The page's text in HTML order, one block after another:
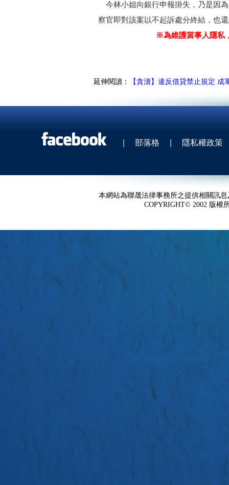
今林小姐向銀行申報掛失，乃是因
察官即對該案以不起訴處分終結，也
※為維護當事人隱私
延伸閱讀： 【貪瀆】違反借貸禁止規定 成
| 部落格 | 隱私權政策
本網站為聯晟法律事務所之提供相關訊
COPYRIGHT© 2002 版權